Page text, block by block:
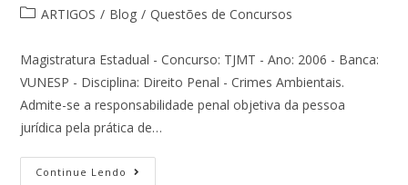
ARTIGOS / Blog / Questões de Concursos
Magistratura Estadual - Concurso: TJMT - Ano: 2006 - Banca:
VUNESP - Disciplina: Direito Penal - Crimes Ambientais.
Admite-se a responsabilidade penal objetiva da pessoa
jurídica pela prática de…
Continue Lendo